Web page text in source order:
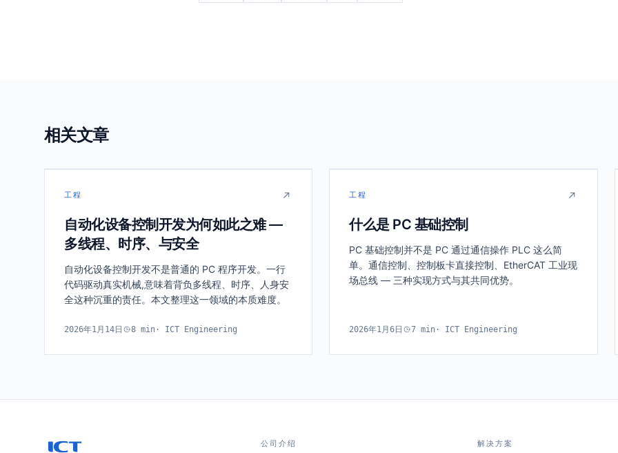
相关文章
3
工程
自动化设备控制开发为何如此之难 —
多线程、时序、与安全
自动化设备控制开发不是普通的 PC 程序开发。一行
代码驱动真实机械,意味着背负多线程、时序、人身安
全这种沉重的责任。本文整理这一领域的本质难度。
2026年1月14日 8 min · ICT Engineering
PC
工程
什么是 PC 基础控制
PC 基础控制并不是 PC 通过通信操作 PLC 这么简
单。通信控制、控制板卡直接控制、EtherCAT 工业现
场总线 — 三种实现方式与其共同优势。
2026年1月6日 7 min · ICT Engineering
公司介绍 解决方案